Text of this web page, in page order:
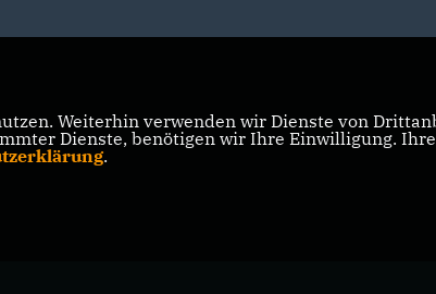
Weiterhin verwenden wir Dienste von
Dienste, benötigen wir Ihre Einwilligung.
.